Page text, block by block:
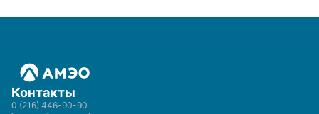
Контакты
0 (216) 446-90-90